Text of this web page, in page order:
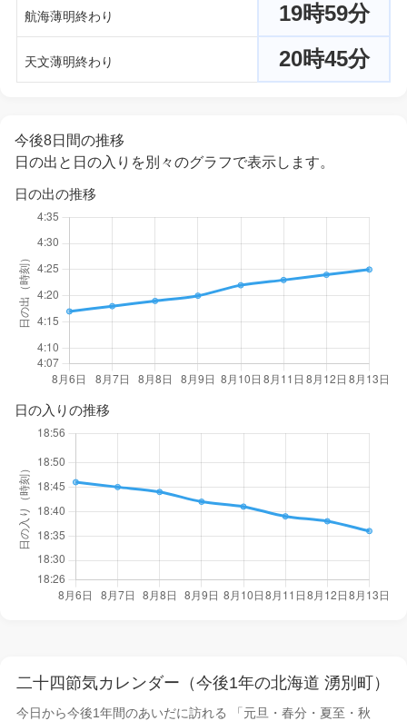
航海薄明終わり 19時59分
天文薄明終わり 20時45分
今後8日間の推移
日の出と日の入りを別々のグラフで表示します。
日の出の推移
日の入りの推移
二十四節気カレンダー（今後1年の北海道 湧別町）
今日から今後1年間のあいだに訪れる 「元旦・春分・夏至・秋